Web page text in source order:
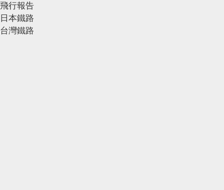
飛行報告
日本鐵路
台灣鐵路